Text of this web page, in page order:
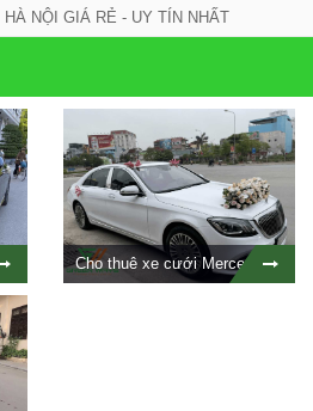
NỘI GIÁ RẺ - UY TÍN NHẤT
Cho thuê xe cưới Mercedes S500 màu trắng tại Hà Nội